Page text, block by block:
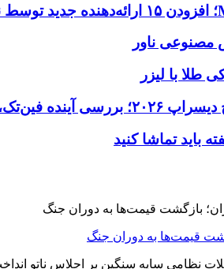
طلا با لیزر
قیمت‌ها به دوران جنگ